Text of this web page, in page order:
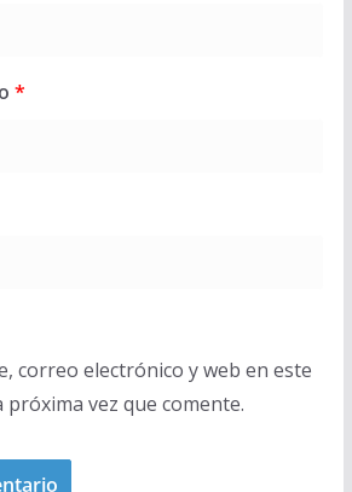
*
correo electrónico y web en este
vez que comente.